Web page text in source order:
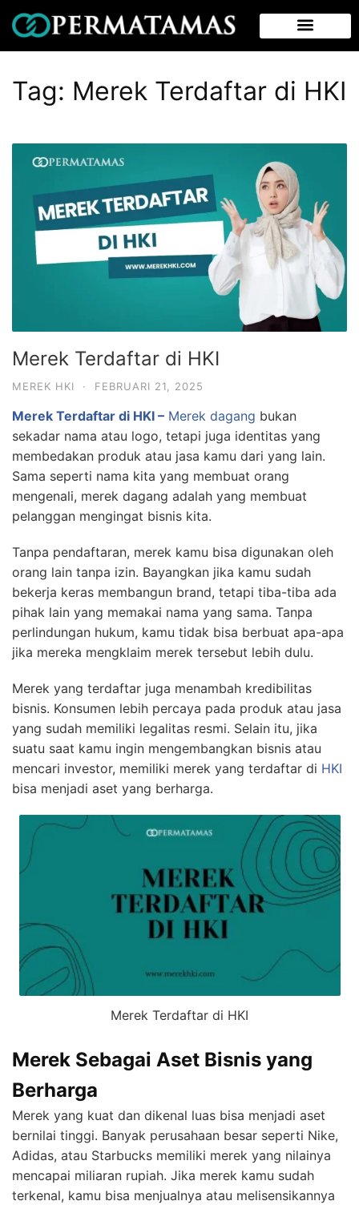
Tag: Merek Terdaftar di HKI
Merek Terdaftar di HKI
MEREK HKI · FEBRUARI 21, 2025
Merek Terdaftar di HKI – Merek dagang bukan
sekadar nama atau logo, tetapi juga identitas yang
membedakan produk atau jasa kamu dari yang lain.
Sama seperti nama kita yang membuat orang
mengenali, merek dagang adalah yang membuat
pelanggan mengingat bisnis kita.
Tanpa pendaftaran, merek kamu bisa digunakan oleh
orang lain tanpa izin. Bayangkan jika kamu sudah
bekerja keras membangun brand, tetapi tiba-tiba ada
pihak lain yang memakai nama yang sama. Tanpa
perlindungan hukum, kamu tidak bisa berbuat apa-apa
jika mereka mengklaim merek tersebut lebih dulu.
Merek yang terdaftar juga menambah kredibilitas
bisnis. Konsumen lebih percaya pada produk atau jasa
yang sudah memiliki legalitas resmi. Selain itu, jika
suatu saat kamu ingin mengembangkan bisnis atau
mencari investor, memiliki merek yang terdaftar di HKI
bisa menjadi aset yang berharga.
Merek Terdaftar di HKI
Merek Sebagai Aset Bisnis yang
Berharga
Merek yang kuat dan dikenal luas bisa menjadi aset
bernilai tinggi. Banyak perusahaan besar seperti Nike,
Adidas, atau Starbucks memiliki merek yang nilainya
mencapai miliaran rupiah. Jika merek kamu sudah
terkenal, kamu bisa menjualnya atau melisensikannya